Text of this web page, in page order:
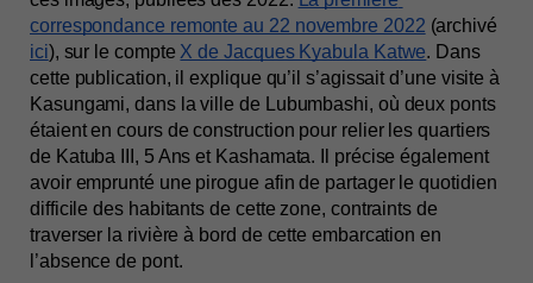
correspondance remonte au 22 novembre 2022
ici), sur le compte X de Jacques Kyabula Katwe. Dans
cette publication, il explique qu’il s’agissait d’une visite à
Kasungami, dans la ville de Lubumbashi, où deux ponts
étaient en cours de construction pour relier les quartiers
de Katuba III, 5 Ans et Kashamata. Il précise également
avoir emprunté une pirogue afin de partager le quotidien
difficile des habitants de cette zone, contraints de
traverser la rivière à bord de cette embarcation en
l’absence de pont.